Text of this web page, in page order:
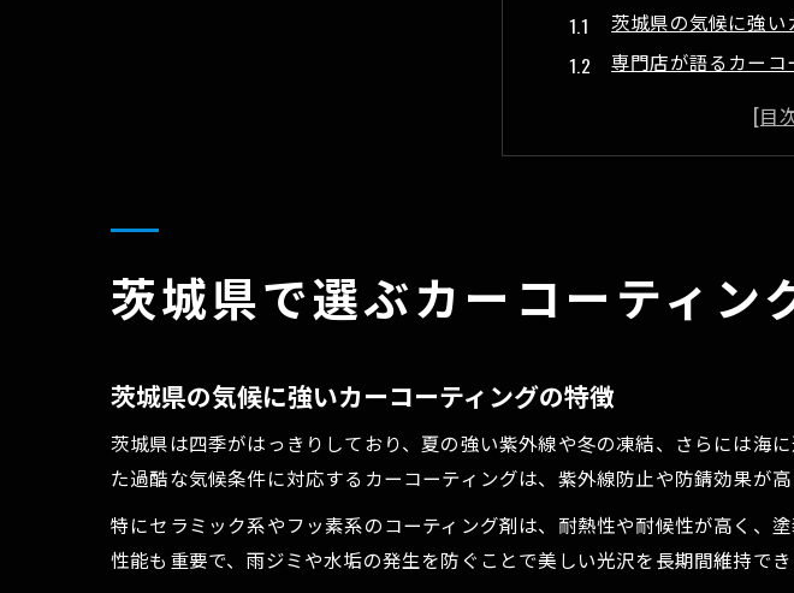
茨城県の気候に強
専門店が語るカーコ
カーコーティング
カーコーティング
ガラスコーティングの
ガラスコーティン
ガラスコーティング
茨城県で選ぶカーコーティン
茨城県の気候に強いカーコーティングの特徴
茨城県は四季がはっきりしており、夏の強い紫外線や冬の凍結、さらには海
た過酷な気候条件に対応するカーコーティングは、紫外線防止や防錆効果が
特にセラミック系やフッ素系のコーティング剤は、耐熱性や耐候性が高く、
性能も重要で、雨ジミや水垢の発生を防ぐことで美しい光沢を長期間維持でき